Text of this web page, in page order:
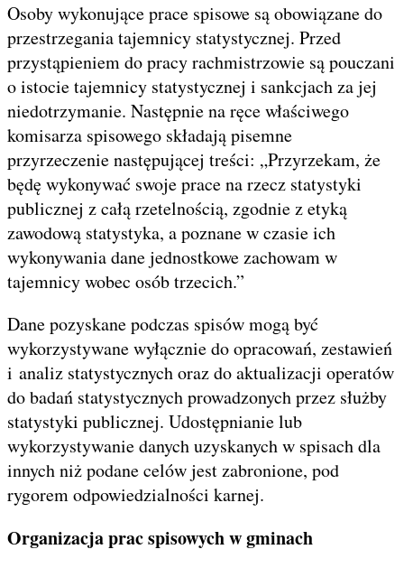
Osoby wykonujące prace spisowe są obowiązane do
przestrzegania tajemnicy statystycznej. Przed
przystąpieniem do pracy rachmistrzowie są pouczani
o istocie tajemnicy statystycznej i sankcjach za jej
niedotrzymanie. Następnie na ręce właściwego
komisarza spisowego składają pisemne
przyrzeczenie następującej treści: „Przyrzekam, że
będę wykonywać swoje prace na rzecz statystyki
publicznej z całą rzetelnością, zgodnie z etyką
zawodową statystyka, a poznane w czasie ich
wykonywania dane jednostkowe zachowam w
tajemnicy wobec osób trzecich.”
Dane pozyskane podczas spisów mogą być
wykorzystywane wyłącznie do opracowań, zestawień
i analiz statystycznych oraz do aktualizacji operatów
do badań statystycznych prowadzonych przez służby
statystyki publicznej. Udostępnianie lub
wykorzystywanie danych uzyskanych w spisach dla
innych niż podane celów jest zabronione, pod
rygorem odpowiedzialności karnej.
Organizacja prac spisowych w gminach